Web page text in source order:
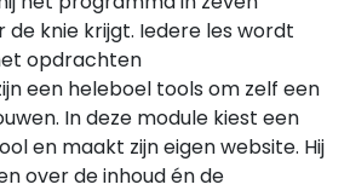
de knie krijgt. Iedere les wordt
opdrachten
een heleboel tools om zelf een
In deze module kiest een
en maakt zijn eigen website. Hij
over de inhoud én de